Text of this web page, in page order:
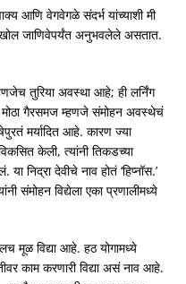
आणि वेगवेगळे संदर्भ यांच्याशी मी
जाणिवेपर्यंत अनुभवलेले असतात.
तुरिया अवस्था आहे; ही लर्निंग
मोठा गैरसमज म्हणजे संमोहन अवस्थेचं
मर्यादित आहे. कारण ज्या
केली, त्यांनी तिकडच्या
या निद्रा देवीचे नाव होतं ‘हिप्नॉस.’
संमोहन विद्येला एका प्रणालीमध्ये
मूळ विद्या आहे. हठ योगामध्ये
काम करणारी विद्या असं नाव आहे.